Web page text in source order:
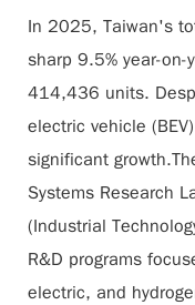
In 2025, Taiwan's
sharp 9.5% year-
414,436 units.
electric vehicle
significant
Systems Research
(Industrial
R&D programs
electric, and